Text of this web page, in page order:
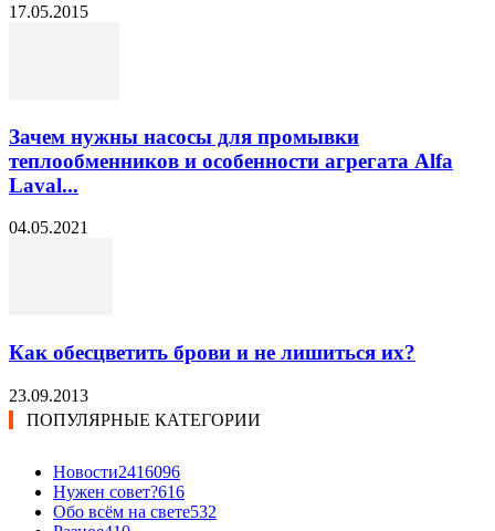
17.05.2015
Зачем нужны насосы для промывки
теплообменников и особенности агрегата Alfa
Laval...
04.05.2021
Как обесцветить брови и не лишиться их?
23.09.2013
ПОПУЛЯРНЫЕ КАТЕГОРИИ
Новости2416096
Нужен совет?616
Обо всём на свете532